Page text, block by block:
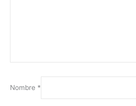
Nombre *